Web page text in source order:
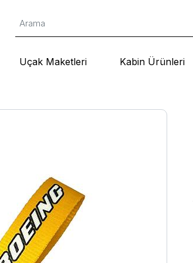
Uçak Maketleri Kabin Ürünleri